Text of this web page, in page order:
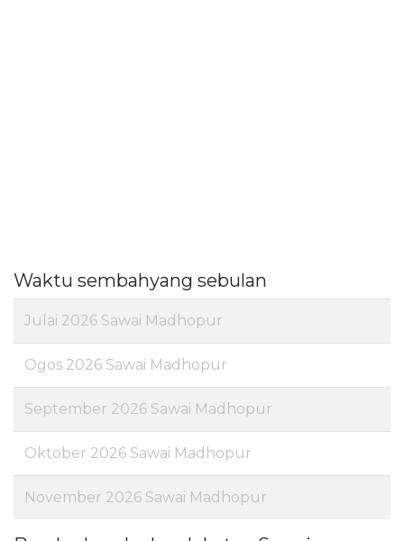
Waktu sembahyang sebulan
Julai 2026 Sawai Madhopur
Ogos 2026 Sawai Madhopur
September 2026 Sawai Madhopur
Oktober 2026 Sawai Madhopur
November 2026 Sawai Madhopur